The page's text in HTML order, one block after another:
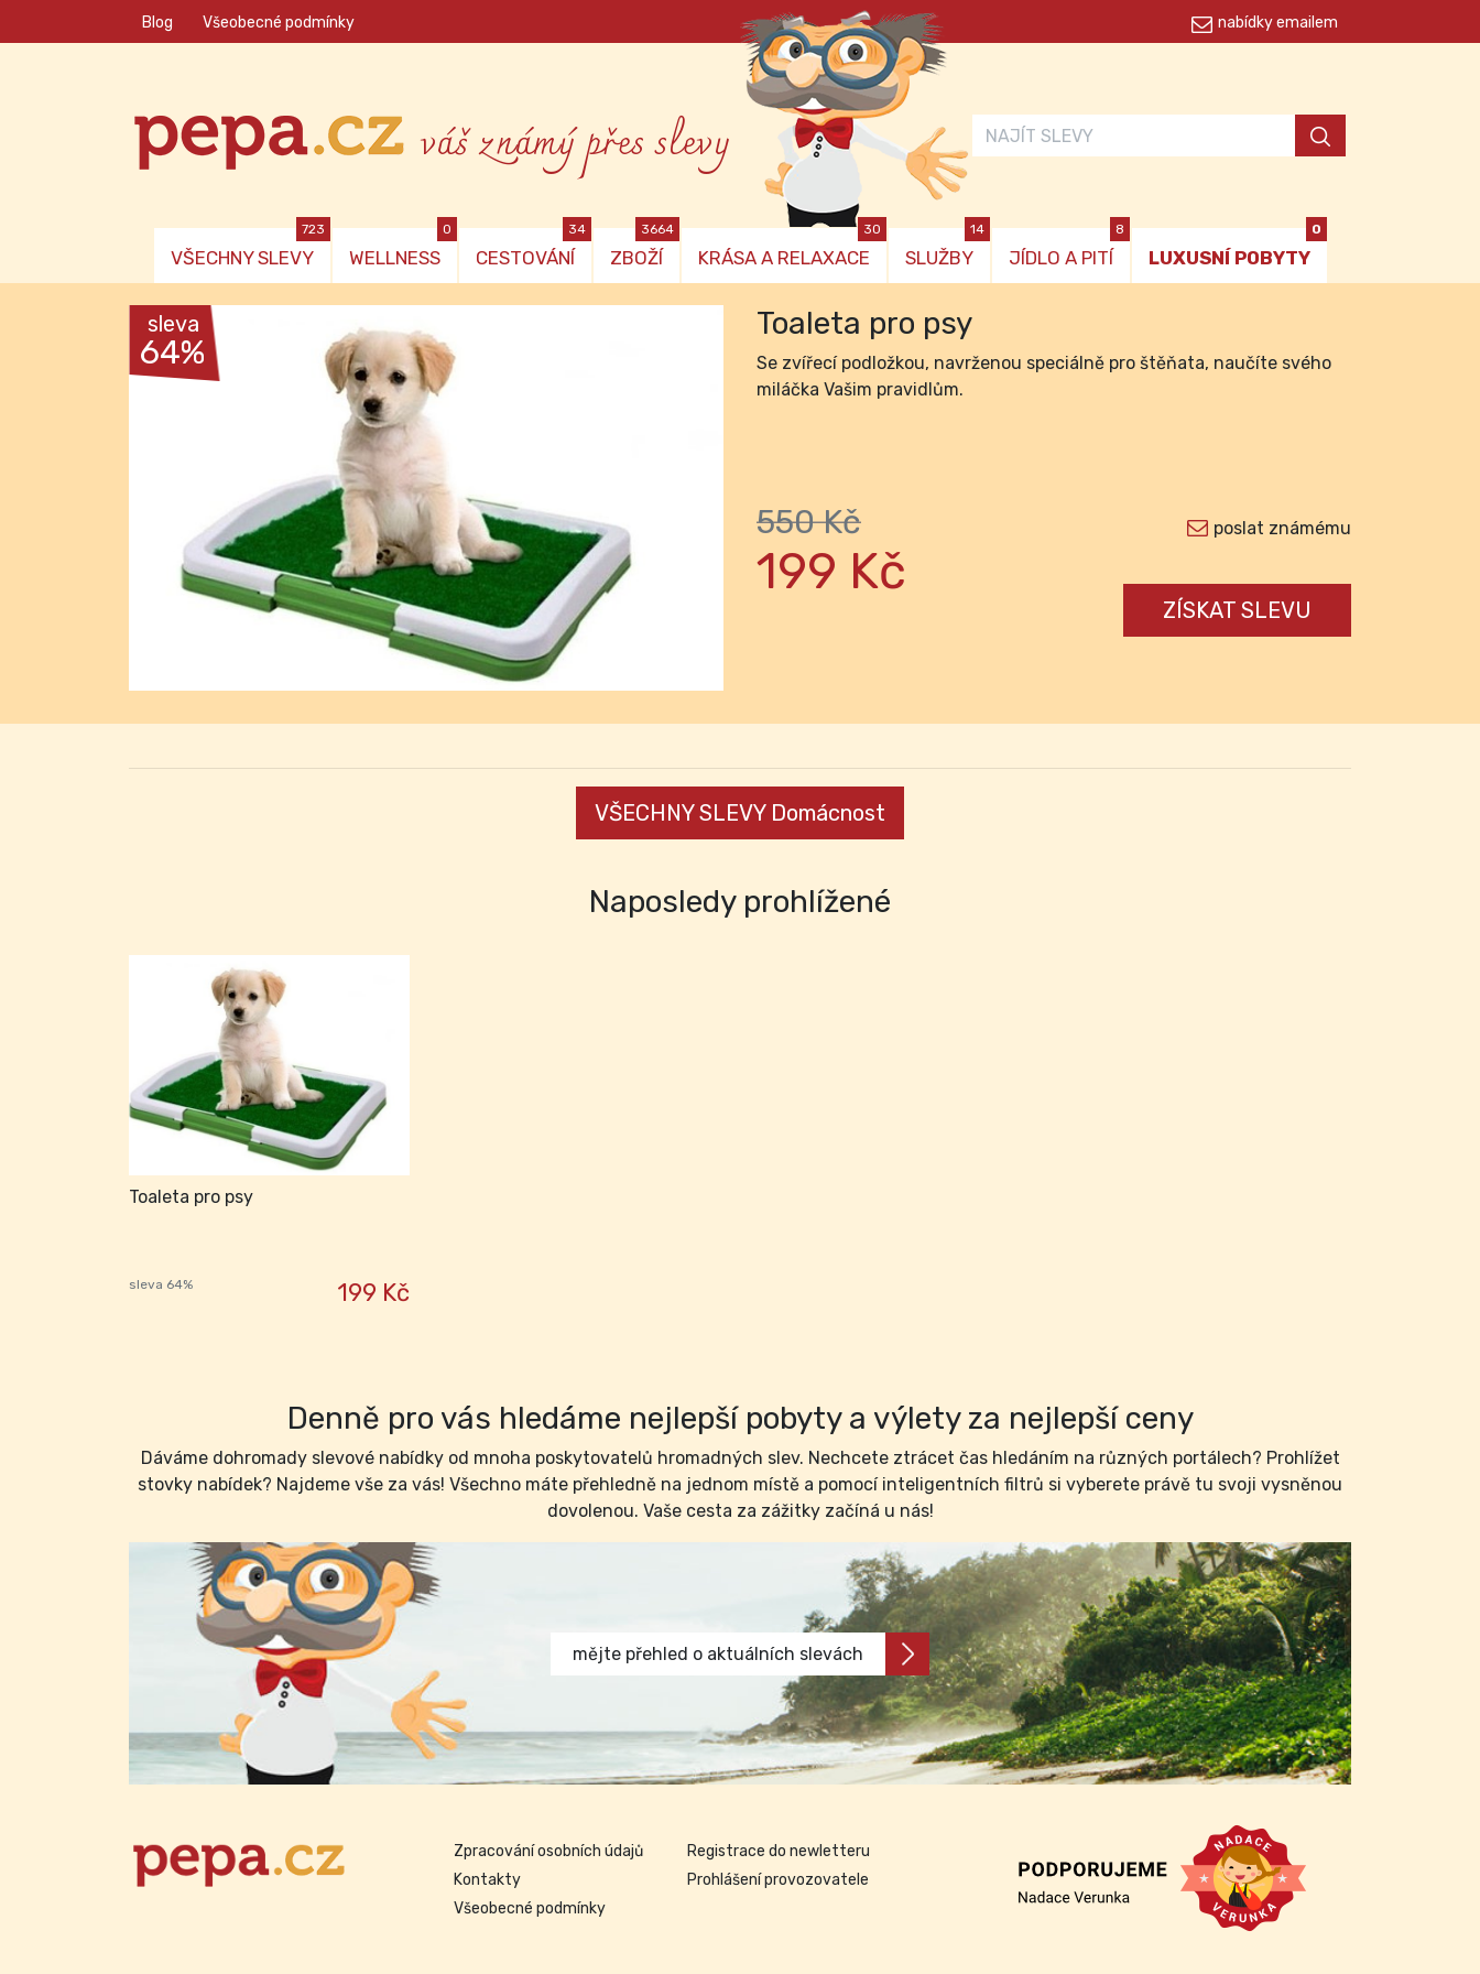
Blog Všeobecné podmínky nabídky emailem
váš známý přes slevy
VŠECHNY SLEVY
723
WELLNESS
0
CESTOVÁNÍ
34
ZBOŽÍ
3664
KRÁSA A RELAXACE
30
SLUŽBY
14
JÍDLO A PITÍ
8
LUXUSNÍ POBYTY
0
sleva
64%
Previous
Toaleta pro psy
Se zvířecí podložkou, navrženou speciálně pro štěňata, naučíte svého
miláčka Vašim pravidlům.
550 Kč
199 Kč
poslat známému
ZÍSKAT SLEVU
VŠECHNY SLEVY Domácnost
Naposledy prohlížené
Toaleta pro psy
sleva 64% 199 Kč
Denně pro vás hledáme nejlepší pobyty a výlety za nejlepší ceny
Dáváme dohromady slevové nabídky od mnoha poskytovatelů hromadných slev. Nechcete ztrácet čas hledáním na různých portálech? Prohlížet
stovky nabídek? Najdeme vše za vás! Všechno máte přehledně na jednom místě a pomocí inteligentních filtrů si vyberete právě tu svoji vysněnou
dovolenou. Vaše cesta za zážitky začíná u nás!
mějte přehled o aktuálních slevách
Zpracování osobních údajů
Kontakty
Všeobecné podmínky
Registrace do newletteru
Prohlášení provozovatele